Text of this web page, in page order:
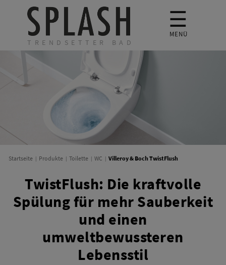
TRENDSETTER BAD
☰
MENÜ
Startseite Produkte Toilette WC Villeroy & Boch TwistFlush
TwistFlush: Die kraftvolle
Spülung für mehr Sauberkeit
und einen
umweltbewussteren
Lebensstil